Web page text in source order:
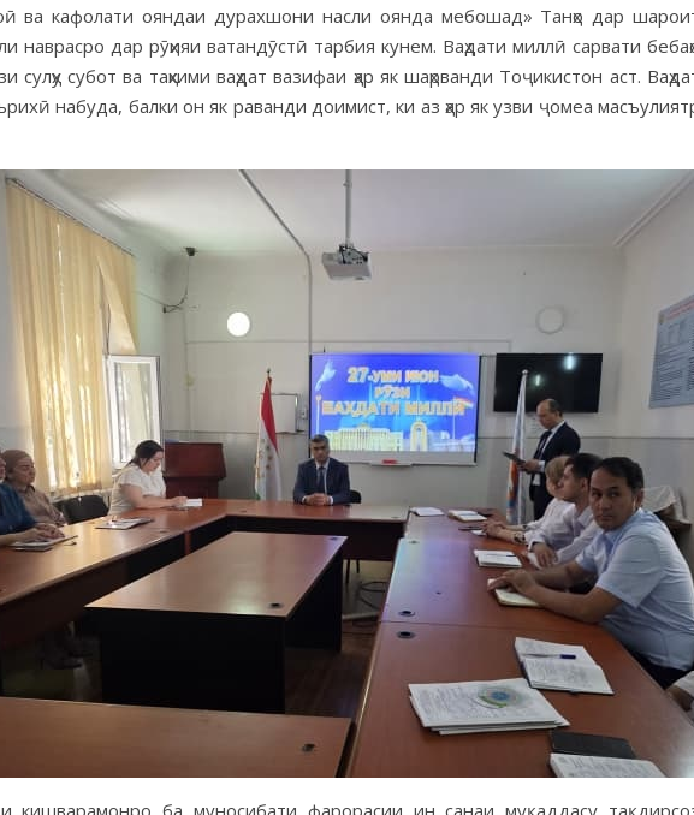
ва кафолати ояндаи дурахшони насли оянда мебошад» Танҳо дар
дар рӯҳияи ватандӯстӣ тарбия кунем. Ваҳдати миллӣ сарвати
субот ва таҳкими ваҳдат вазифаи ҳар як шаҳрванди Тоҷикистон аст.
набуда, балки он як раванди доимист, ки аз ҳар як узви ҷомеа